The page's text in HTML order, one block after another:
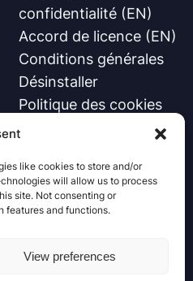
like cookies to store and/or
will allow us to process
site. Not consenting or
features and functions.
View preferences
confidentialité (EN)
Accord de licence (EN)
Conditions générales
Désinstaller
Politique des cookies